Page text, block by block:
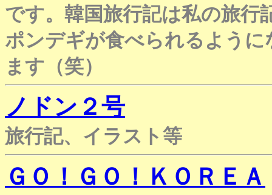
です。韓国旅行記は私の旅行
ポンデギが食べられるよう
ます（笑）
ノドン２号
旅行記、イラスト等
ＧＯ！ＧＯ！ＫＯＲＥＡ